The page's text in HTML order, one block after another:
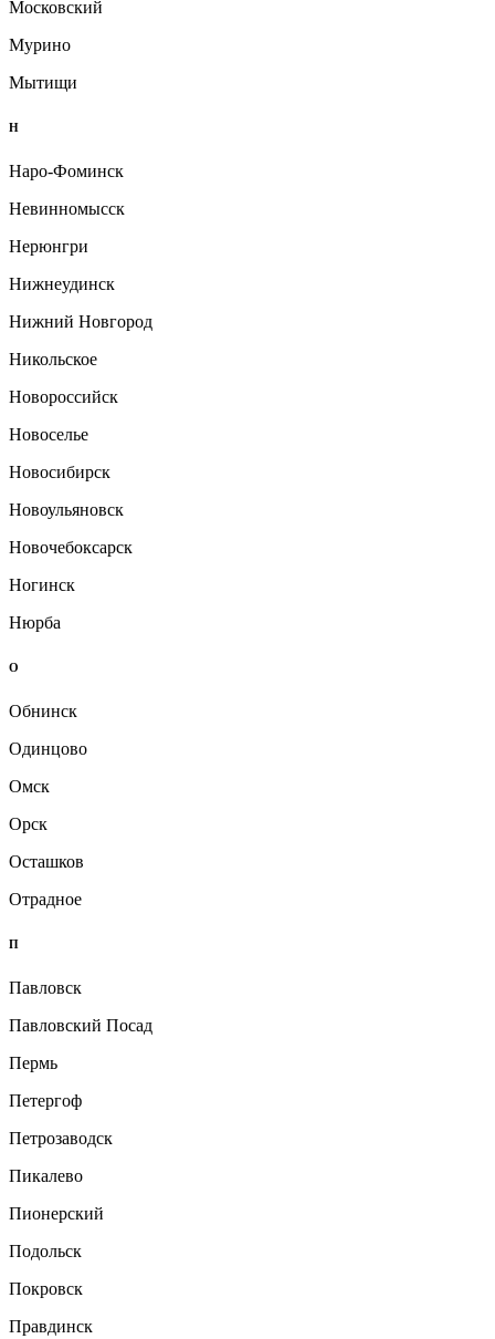
Московский
Мурино
Мытищи
Н
Наро-Фоминск
Невинномысск
Нерюнгри
Нижнеудинск
Нижний Новгород
Никольское
Новороссийск
Новоселье
Новосибирск
Новоульяновск
Новочебоксарск
Ногинск
Нюрба
О
Обнинск
Одинцово
Омск
Орск
Осташков
Отрадное
П
Павловск
Павловский Посад
Пермь
Петергоф
Петрозаводск
Пикалево
Пионерский
Подольск
Покровск
Правдинск